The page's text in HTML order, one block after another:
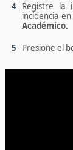
4
Registre la
incidencia
Académico.
5
Presione el